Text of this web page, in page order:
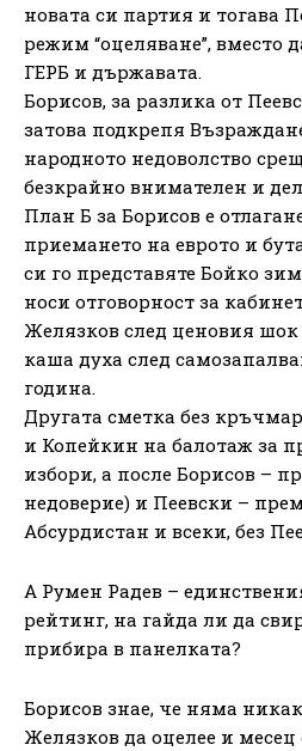
новата си партия и тогава
режим “оцеляване”, вместо
ГЕРБ и държавата.
Борисов, за разлика от
затова подкрепя
народното недоволство
безкрайно внимателен и
План Б за Борисов е
приемането на еврото и
си го представяте Бойко
носи отговорност за
Желязков след ценовия шок
каша духа след
година.
Другата сметка без
и Копейкин на балотаж за
избори, а после Борисов –
недоверие) и Пеевски –
Абсурдистан и всеки, без
А Румен Радев –
рейтинг, на гайда ли да
прибира в панелката?
Борисов знае, че няма
Желязков да оцелее и